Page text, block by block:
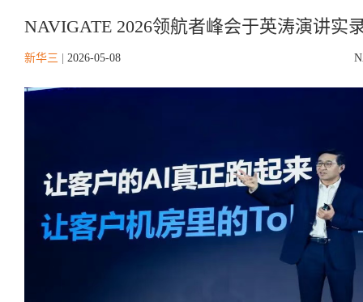
NAVIGATE 2026领航者峰会于英涛演讲实
新华三 2026-05-08